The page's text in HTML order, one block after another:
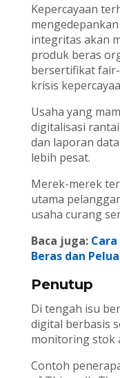
Kepercayaan
integritas akan
produk beras
bersertifikat
krisis
Usaha yang
digitalisasi
dan laporan
lebih pesat.
Merek-merek
utama
usaha curang
Baca juga:
Beras dan
Penutup
Di tengah isu
digital berbasis
monitoring stok
Contoh